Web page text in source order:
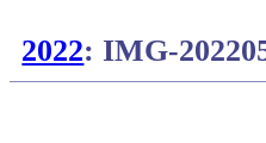
2022: IMG-